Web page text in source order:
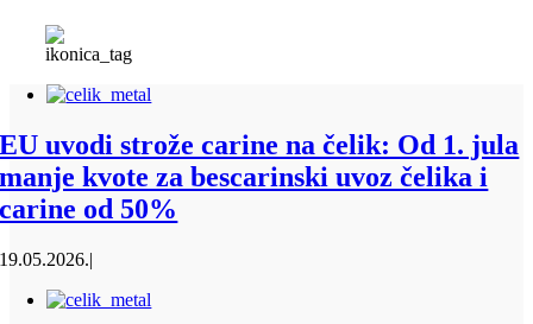
EU uvodi strože carine na čelik: Od 1. jula
manje kvote za bescarinski uvoz čelika i
carine od 50%
19.05.2026.|